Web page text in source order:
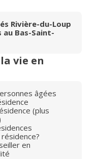
Rivière-du-Loup
au Bas-Saint-
vie en
âgées
(plus
en